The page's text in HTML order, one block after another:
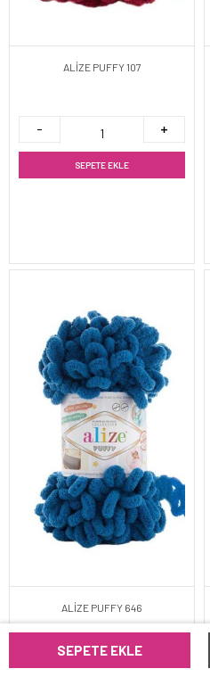
SEPETE EKLE
ALİZE PUFFY 107
SEPETE EKLE
ALİZE PUFFY 646